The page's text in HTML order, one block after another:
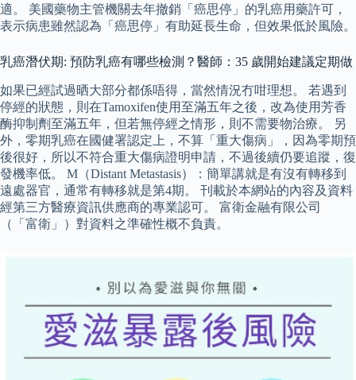
適。 美國藥物主管機關去年撤銷「癌思停」的乳癌用藥許可，
表示病患雖然認為「癌思停」有助延長生命，但效果低於風險。
乳癌潛伏期: 預防乳癌有哪些檢測？醫師：35 歲開始建議定期做
如果已經試過晒大部分都係唔得，當然情況冇咁理想。 若遇到
停經的狀態，則在Tamoxifen使用至滿五年之後，改為使用芳香
酶抑制劑至滿五年，但若無停經之情形，則不需要物治療。 另
外，零期乳癌在國健署認定上，不算「重大傷病」，因為零期預
後很好，所以不符合重大傷病證明申請，不過後續仍要追蹤，復
發機率低。 M（Distant Metastasis）：簡單講就是有沒有轉移到
遠處器官，通常有轉移就是第4期。 刊載於本網站的內容及資料
經第三方醫療資訊供應商的專業認可。 富衛金融有限公司
（「富衛」）對資料之準確性概不負責。